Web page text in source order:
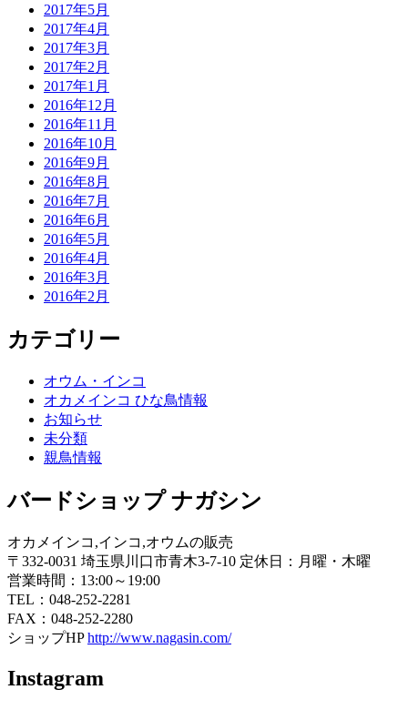
2017年5月
2017年4月
2017年3月
2017年2月
2017年1月
2016年12月
2016年11月
2016年10月
2016年9月
2016年8月
2016年7月
2016年6月
2016年5月
2016年4月
2016年3月
2016年2月
カテゴリー
オウム・インコ
オカメインコ ひな鳥情報
お知らせ
未分類
親鳥情報
バードショップ ナガシン
オカメインコ,インコ,オウムの販売
〒332-0031 埼玉県川口市青木3-7-10 定休日：月曜・木曜
営業時間：13:00～19:00
TEL：048-252-2281
FAX：048-252-2280
ショップHPhttp://www.nagasin.com/
Instagram